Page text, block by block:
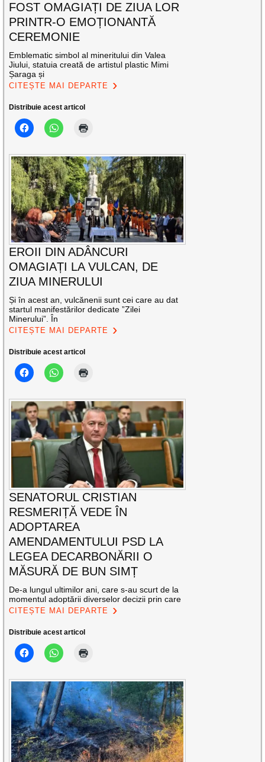
FOST OMAGIAȚI DE ZIUA LOR
PRINTR-O EMOȚIONANTĂ
CEREMONIE
Emblematic simbol al mineritului din Valea
Jiului, statuia creată de artistul plastic Mimi
Șaraga și
CITEȘTE MAI DEPARTE
Distribuie acest articol
EROII DIN ADÂNCURI
OMAGIAȚI LA VULCAN, DE
ZIUA MINERULUI
Și în acest an, vulcănenii sunt cei care au dat
startul manifestărilor dedicate ”Zilei
Minerului”. În
CITEȘTE MAI DEPARTE
Distribuie acest articol
SENATORUL CRISTIAN
RESMERIȚĂ VEDE ÎN
ADOPTAREA
AMENDAMENTULUI PSD LA
LEGEA DECARBONĂRII O
MĂSURĂ DE BUN SIMȚ
De-a lungul ultimilor ani, care s-au scurt de la
momentul adoptării diverselor decizii prin care
CITEȘTE MAI DEPARTE
Distribuie acest articol